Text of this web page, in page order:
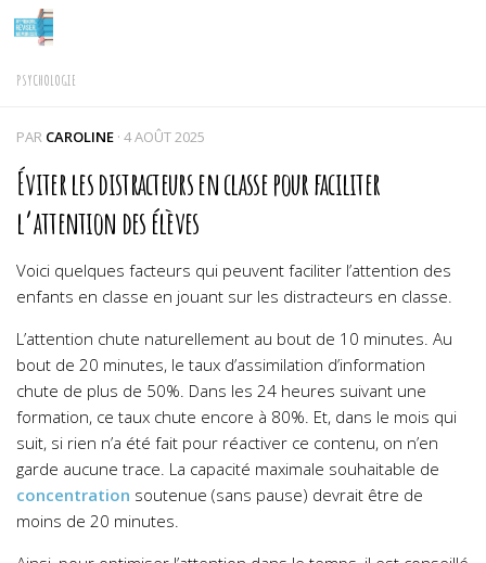
Skip to content
PSYCHOLOGIE
PAR CAROLINE · 4 AOÛT 2025
Éviter les distracteurs en classe pour faciliter
l’attention des élèves
Voici quelques facteurs qui peuvent faciliter l’attention des
enfants en classe en jouant sur les distracteurs en classe.
L’attention chute naturellement au bout de 10 minutes. Au
bout de 20 minutes, le taux d’assimilation d’information
chute de plus de 50%. Dans les 24 heures suivant une
formation, ce taux chute encore à 80%. Et, dans le mois qui
suit, si rien n’a été fait pour réactiver ce contenu, on n’en
garde aucune trace. La capacité maximale souhaitable de
concentration soutenue (sans pause) devrait être de
moins de 20 minutes.